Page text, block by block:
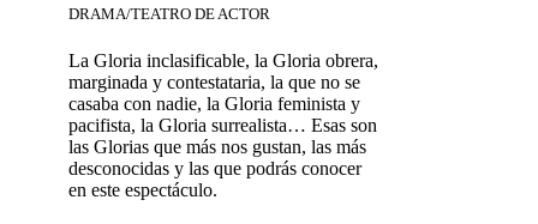
DRAMA/TEATRO DE ACTOR
La Gloria inclasificable, la Gloria obrera,
marginada y contestataria, la que no se
casaba con nadie, la Gloria feminista y
pacifista, la Gloria surrealista… Esas son
las Glorias que más nos gustan, las más
desconocidas y las que podrás conocer
en este espectáculo.